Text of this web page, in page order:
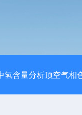
氢含量分析顶空气相